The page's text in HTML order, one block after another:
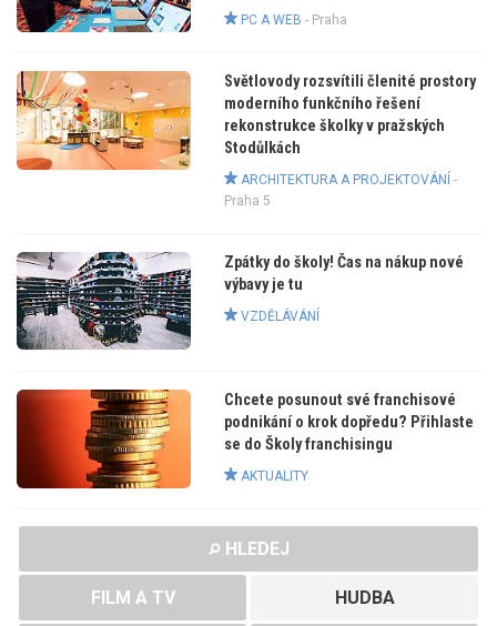
PC A WEB - Praha
Světlovody rozsvítili členité prostory
moderního funkčního řešení
rekonstrukce školky v pražských
Stodůlkách
ARCHITEKTURA A PROJEKTOVÁNÍ -
Praha 5
Zpátky do školy! Čas na nákup nové
výbavy je tu
VZDĚLÁVÁNÍ
Chcete posunout své franchisové
podnikání o krok dopředu? Přihlaste
se do Školy franchisingu
AKTUALITY
HLEDEJ
FILM A TV HUDBA